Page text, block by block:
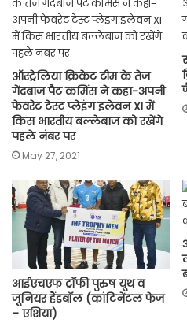
ऑस्ट्रेलिया क्रिकेट टीम के तेज
गेंदबाज पैट कमिंस ने कहा-अपनी
फेवरेट टेस्ट प्लेइंग इलेवन XI में
किस भारतीय बल्लेबाज को रखेंगे
पहले नंबर पर
May 27, 2021
आईएचएफ ट्रॉफी पुरुष यूथ व
जूनियर हैंडबॉल (कांटिनेंटल फेज
– एशिया)